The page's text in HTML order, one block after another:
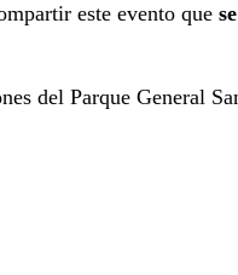
este evento que
del Parque General